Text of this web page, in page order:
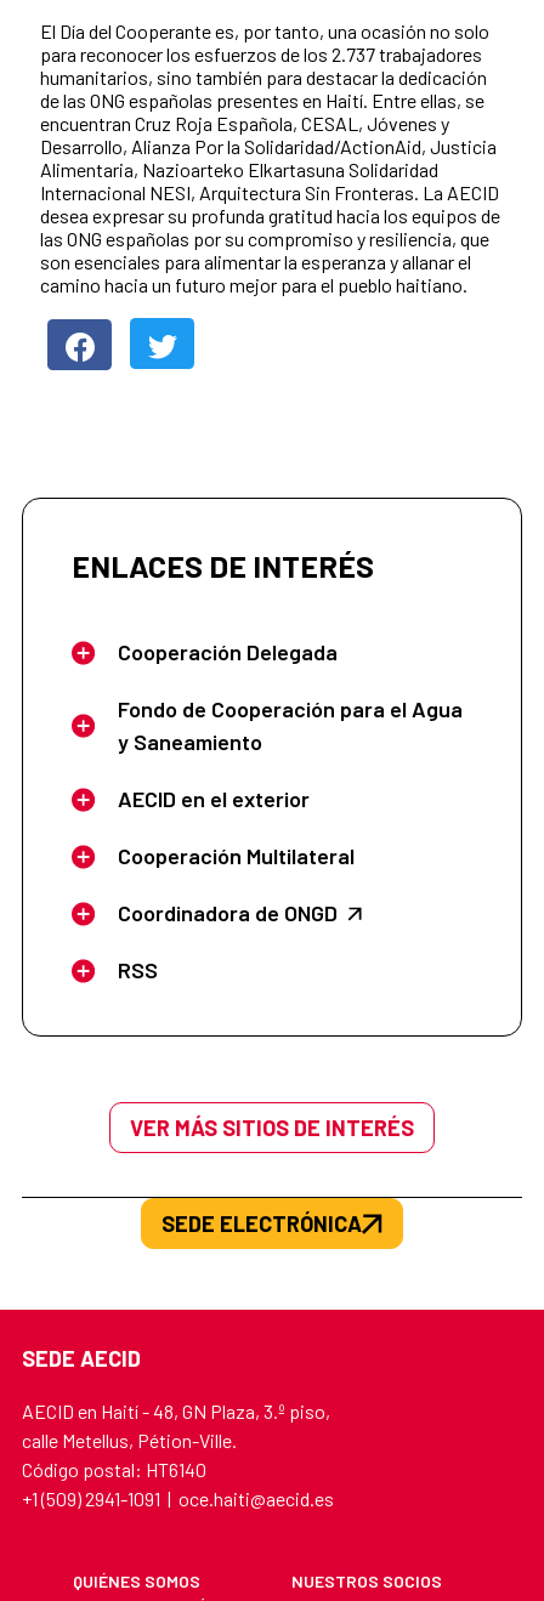
El Día del Cooperante es, por tanto, una ocasión no solo
para reconocer los esfuerzos de los 2.737 trabajadores
humanitarios, sino también para destacar la dedicación
de las ONG españolas presentes en Haití. Entre ellas, se
encuentran Cruz Roja Española, CESAL, Jóvenes y
Desarrollo, Alianza Por la Solidaridad/ActionAid, Justicia
Alimentaria, Nazioarteko Elkartasuna Solidaridad
Internacional NESI, Arquitectura Sin Fronteras. La AECID
desea expresar su profunda gratitud hacia los equipos de
las ONG españolas por su compromiso y resiliencia, que
son esenciales para alimentar la esperanza y allanar el
camino hacia un futuro mejor para el pueblo haitiano.
ENLACES DE INTERÉS
Cooperación Delegada
Fondo de Cooperación para el Agua
y Saneamiento
AECID en el exterior
Cooperación Multilateral
Coordinadora de ONGD
RSS
VER MÁS SITIOS DE INTERÉS
SEDE ELECTRÓNICA
SEDE AECID
AECID en Haití - 48, GN Plaza, 3.º piso,
calle Metellus, Pétion-Ville.
Código postal: HT6140
+1 (509) 2941-1091 | oce.haiti@aecid.es
QUIÉNES SOMOS
NUESTROS SOCIOS